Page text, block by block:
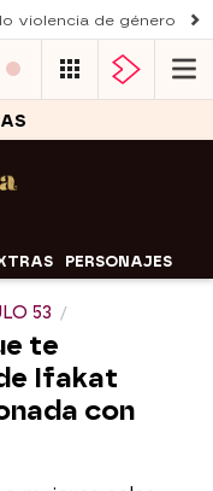
violencia de género
PERSONAJES
53
te
Ifakat
con